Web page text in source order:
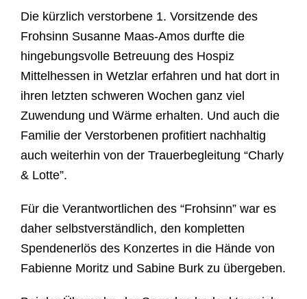
Die kürzlich verstorbene 1. Vorsitzende des
Frohsinn Susanne Maas-Amos durfte die
hingebungsvolle Betreuung des Hospiz
Mittelhessen in Wetzlar erfahren und hat dort in
ihren letzten schweren Wochen ganz viel
Zuwendung und Wärme erhalten. Und auch die
Familie der Verstorbenen profitiert nachhaltig
auch weiterhin von der Trauerbegleitung “Charly
& Lotte”.
Für die Verantwortlichen des “Frohsinn” war es
daher selbstverständlich, den kompletten
Spendenerl ös des Konzertes in die Hände von
Fabienne Moritz und Sabine Burk zu übergeben.